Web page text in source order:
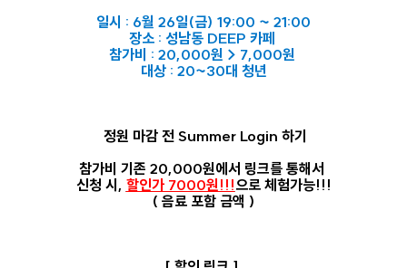
일시 : 6월 26일(금) 19:00 ~ 21:00
장소 : 성남동 DEEP 카페
참가비 : 20,000원 > 7,000원
대상 : 20~30대 청년
정원 마감 전 Summer Login 하기
참가비 기존 20,000원에서 링크를 통해서
신청 시, 할인가 7000원!!!으로 체험가능!!!
( 음료 포함 금액 )